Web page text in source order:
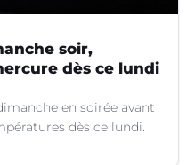
soir,
dès ce lundi
en soirée avant
dès ce lundi.